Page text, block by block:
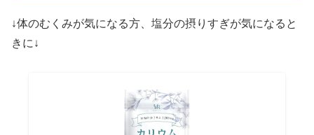
↓体のむくみが気になる方、塩分の摂りすぎが気になると
きに↓